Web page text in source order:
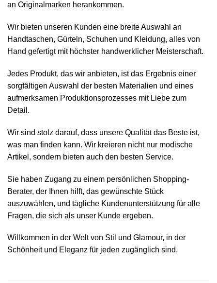
an Originalmarken herankommen.
Wir bieten unseren Kunden eine breite Auswahl an
Handtaschen, Gürteln, Schuhen und Kleidung, alles von
Hand gefertigt mit höchster handwerklicher Meisterschaft.
Jedes Produkt, das wir anbieten, ist das Ergebnis einer
sorgfältigen Auswahl der besten Materialien und eines
aufmerksamen Produktionsprozesses mit Liebe zum
Detail.
Wir sind stolz darauf, dass unsere Qualität das Beste ist,
was man finden kann. Wir kreieren nicht nur modische
Artikel, sondern bieten auch den besten Service.
Sie haben Zugang zu einem persönlichen Shopping-
Berater, der Ihnen hilft, das gewünschte Stück
auszuwählen, und tägliche Kundenunterstützung für alle
Fragen, die sich als unser Kunde ergeben.
Willkommen in der Welt von Stil und Glamour, in der
Schönheit und Eleganz für jeden zugänglich sind.